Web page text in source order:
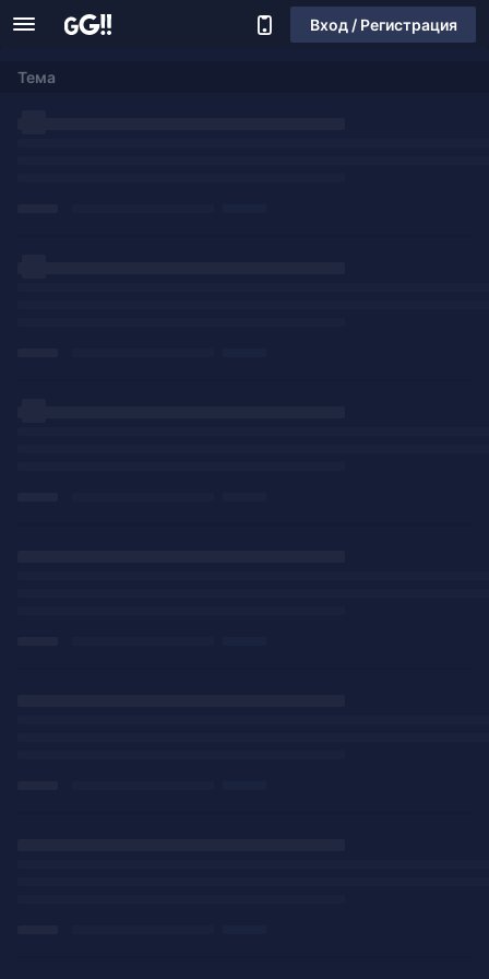
Вход / Регистрация
Тема